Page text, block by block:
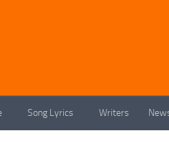
Song Lyrics Writers